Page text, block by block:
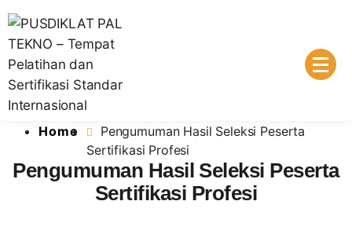
to
content
PUSDIKLAT PAL TEKNO – Tempat
Pelatihan dan Sertifikasi Standar
Internasional
Lembaga Pelatihan dan Sertifikasi Standar
Home
Pengumuman Hasil Seleksi Peserta
Sertifikasi Profesi
Pengumuman Hasil Seleksi Peserta
Sertifikasi Profesi